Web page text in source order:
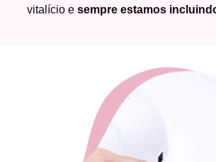
vitalício e sempre estamos